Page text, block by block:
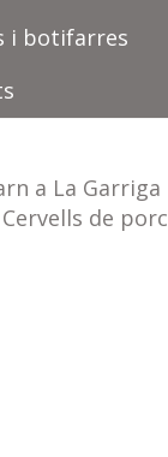
i botifarres
a La Garriga
Cervells de porc